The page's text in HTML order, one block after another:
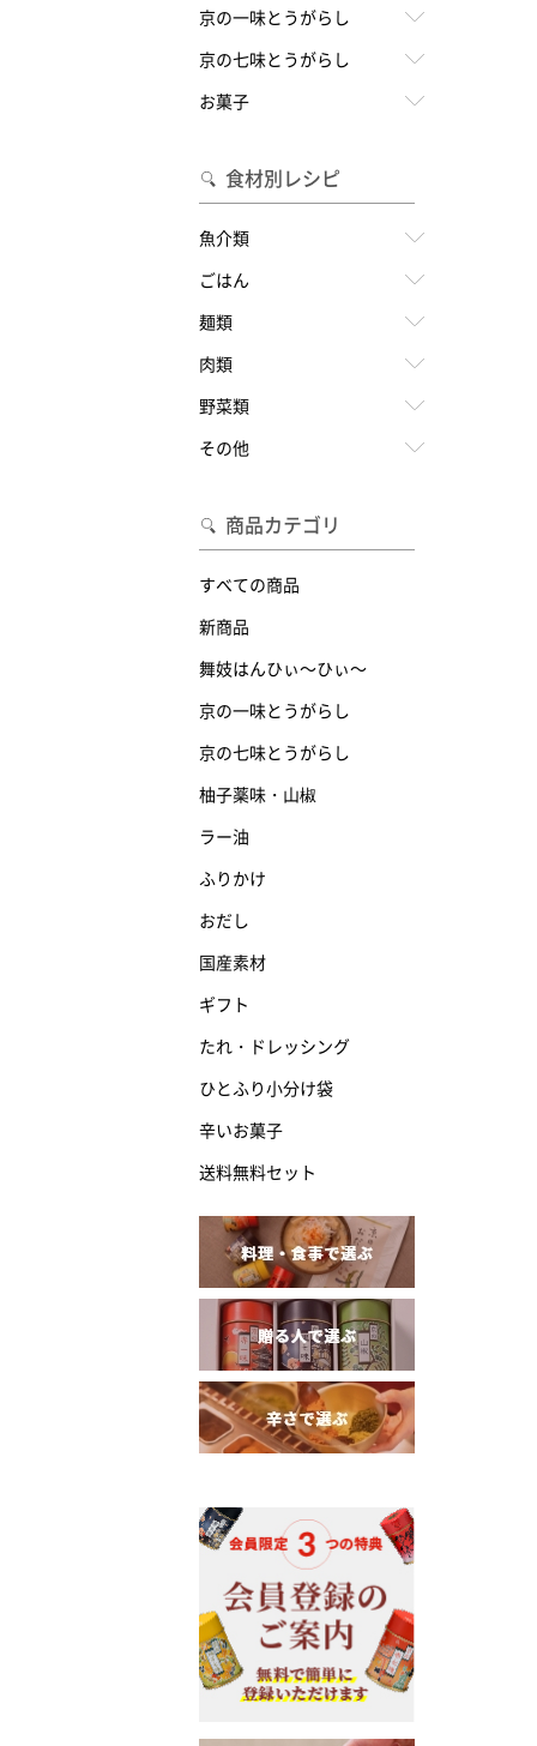
京の一味とうがらし
京の七味とうがらし
お菓子
食材別レシピ
魚介類
ごはん
麺類
肉類
野菜類
その他
商品カテゴリ
すべての商品
新商品
舞妓はんひぃ～ひぃ～
京の一味とうがらし
京の七味とうがらし
柚子薬味・山椒
ラー油
ふりかけ
おだし
国産素材
ギフト
たれ・ドレッシング
ひとふり小分け袋
辛いお菓子
送料無料セット